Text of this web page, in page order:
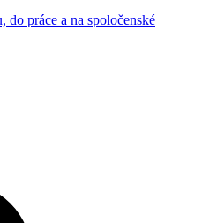
do práce a na spoločenské